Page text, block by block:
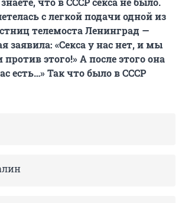
с легкой подачи одной из
телемоста Ленинград —
заявила: «Секса у нас нет, и мы
против этого!» А после этого она
есть…» Так что было в СССР